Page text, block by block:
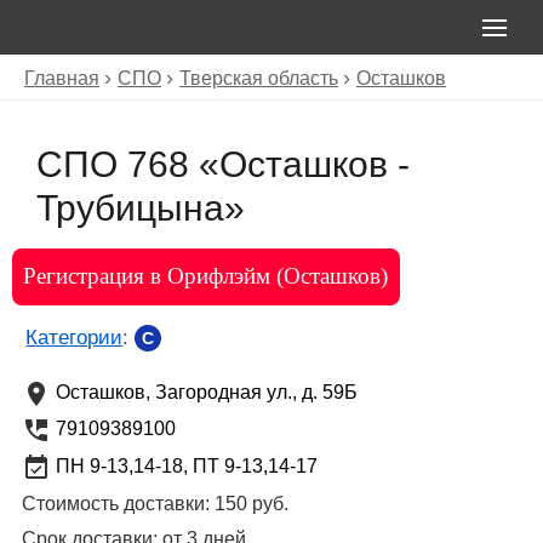
Главная СПО Тверская область Осташков
СПО 768 «Осташков -
Трубицына»
Регистрация в Орифлэйм (Осташков)
Категории: C
Осташков,Загородная ул., д. 59Б
79109389100
ПН 9-13,14-18, ПТ 9-13,14-17
Стоимость доставки: 150 руб.